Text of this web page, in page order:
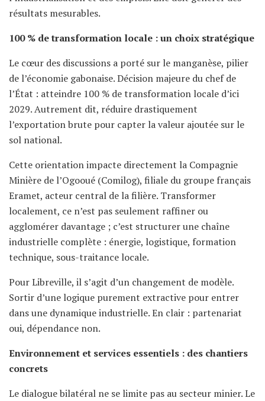
résultats mesurables.
100 % de transformation locale : un choix stratégique
Le cœur des discussions a porté sur le manganèse, pilier
de l’économie gabonaise. Décision majeure du chef de
l’État : atteindre 100 % de transformation locale d’ici
2029. Autrement dit, réduire drastiquement
l’exportation brute pour capter la valeur ajoutée sur le
sol national.
Cette orientation impacte directement la Compagnie
Minière de l’Ogooué (Comilog), filiale du groupe français
Eramet, acteur central de la filière. Transformer
localement, ce n’est pas seulement raffiner ou
agglomérer davantage ; c’est structurer une chaîne
industrielle complète : énergie, logistique, formation
technique, sous-traitance locale.
Pour Libreville, il s’agit d’un changement de modèle.
Sortir d’une logique purement extractive pour entrer
dans une dynamique industrielle. En clair : partenariat
oui, dépendance non.
Environnement et services essentiels : des chantiers
concrets
Le dialogue bilatéral ne se limite pas au secteur minier. Le